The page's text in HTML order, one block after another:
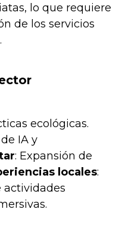
lo que requiere
de los servicios
ecológicas.
IA y
: Expansión de
locales:
actividades